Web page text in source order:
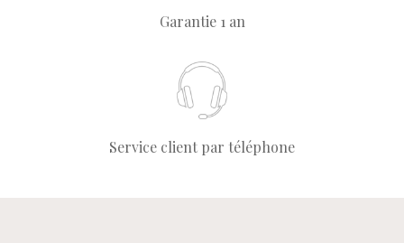
Garantie 1 an
Service client par téléphone